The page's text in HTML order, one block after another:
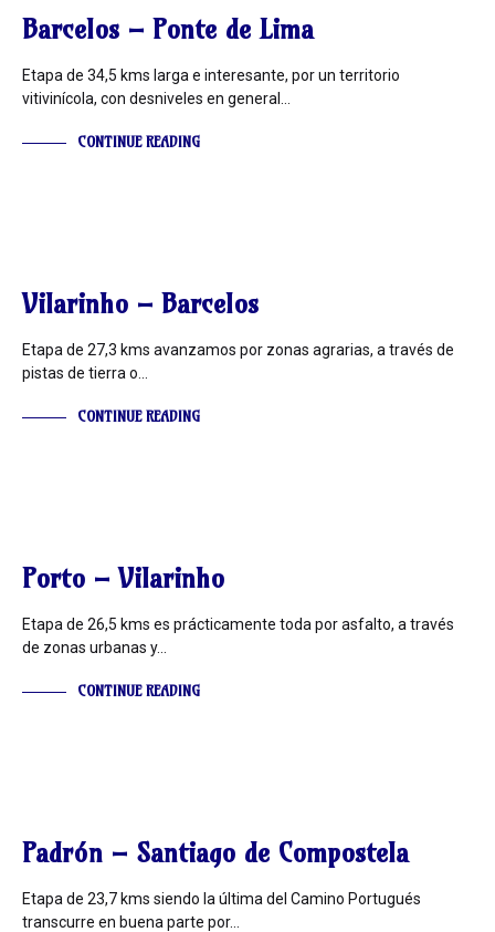
Barcelos – Ponte de Lima
Etapa de 34,5 kms larga e interesante, por un territorio
vitivinícola, con desniveles en general…
CONTINUE READING
Vilarinho – Barcelos
Etapa de 27,3 kms avanzamos por zonas agrarias, a través de
pistas de tierra o…
CONTINUE READING
Porto – Vilarinho
Etapa de 26,5 kms es prácticamente toda por asfalto, a través
de zonas urbanas y…
CONTINUE READING
Padrón – Santiago de Compostela
Etapa de 23,7 kms siendo la última del Camino Portugués
transcurre en buena parte por…